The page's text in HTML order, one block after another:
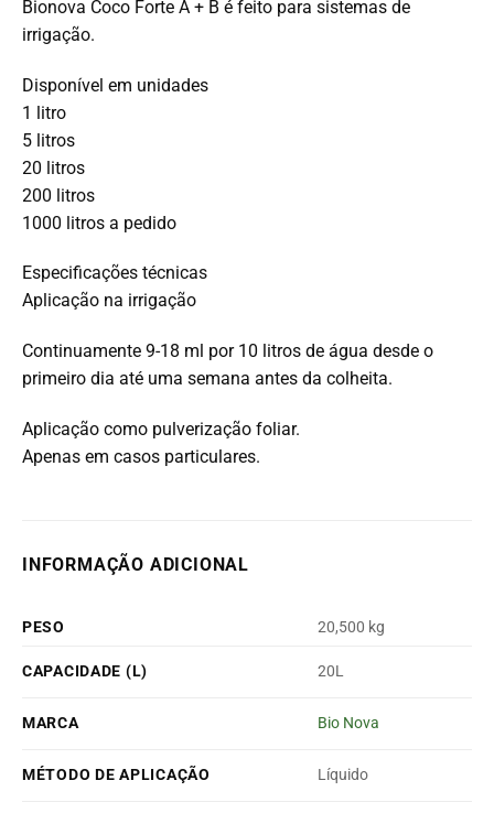
Bionova Coco Forte A + B é feito para sistemas de
irrigação.
Disponível em unidades
1 litro
5 litros
20 litros
200 litros
1000 litros a pedido
Especificações técnicas
Aplicação na irrigação
Continuamente 9-18 ml por 10 litros de água desde o
primeiro dia até uma semana antes da colheita.
Aplicação como pulverização foliar.
Apenas em casos particulares.
INFORMAÇÃO ADICIONAL
PESO 20,500 kg
CAPACIDADE (L) 20L
MARCA Bio Nova
MÉTODO DE APLICAÇÃO Líquido